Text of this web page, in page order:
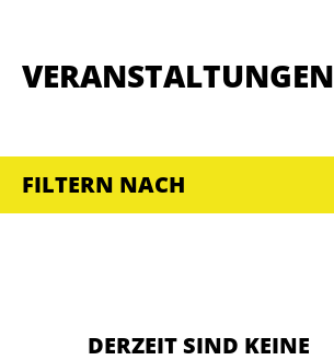
VERANSTALTUNGEN
FILTERN NACH
DERZEIT SIND KEINE